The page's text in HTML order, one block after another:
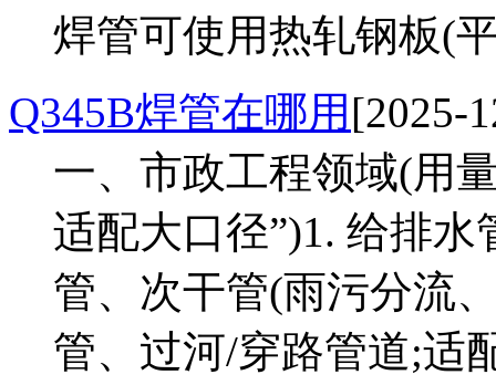
焊管可使用热轧钢板(
Q345B焊管在哪用 [2025-
一、市政工程领域(用
适配大口径”)1. 给排
管、次干管(雨污分流
管、过河/穿路管道;适